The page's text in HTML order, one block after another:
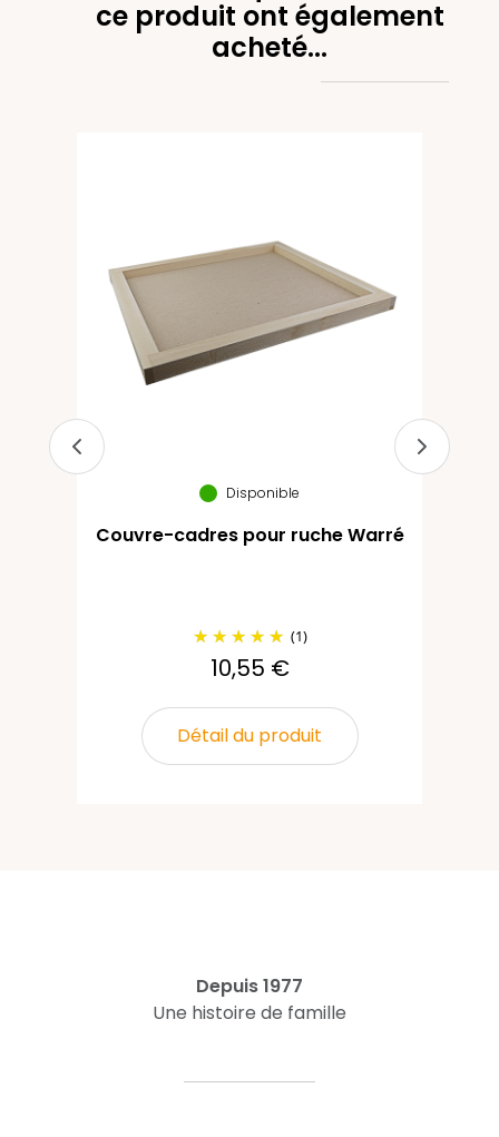
ce produit ont également
acheté...
Disponible
Couvre-cadres pour ruche Warré
(1)
10,55 €
Détail du produit
Depuis 1977
Une histoire de famille